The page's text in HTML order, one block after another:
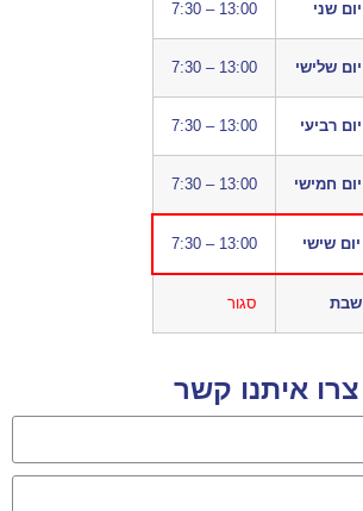
יום שני 7:30 – 13:00
יום שלישי 7:30 – 13:00
יום רביעי 7:30 – 13:00
יום חמישי 7:30 – 13:00
יום שישי 7:30 – 13:00
שבת סגור
צרו איתנו קשר